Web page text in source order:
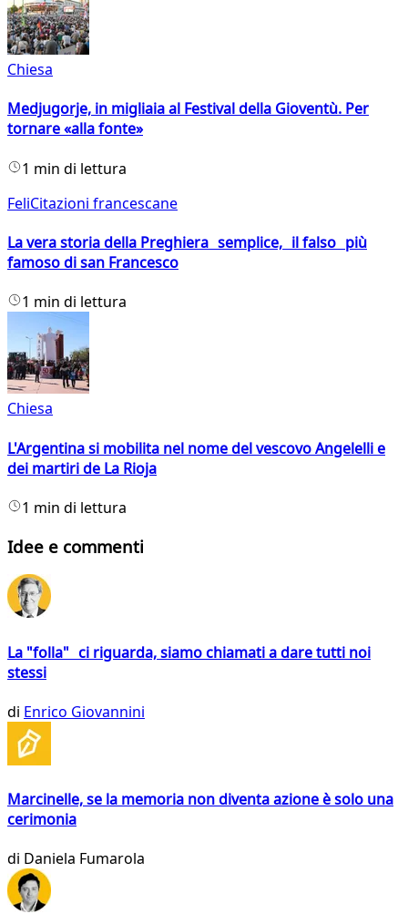
Chiesa
Medjugorje, in migliaia al Festival della Gioventù. Per
tornare «alla fonte»
1 min di lettura
FeliCitazioni francescane
La vera storia della Preghiera semplice, il falso più
famoso di san Francesco
1 min di lettura
Chiesa
L'Argentina si mobilita nel nome del vescovo Angelelli e
dei martiri de La Rioja
1 min di lettura
Idee e commenti
La "folla" ci riguarda, siamo chiamati a dare tutti noi
stessi
di Enrico Giovannini
Marcinelle, se la memoria non diventa azione è solo una
cerimonia
di Daniela Fumarola